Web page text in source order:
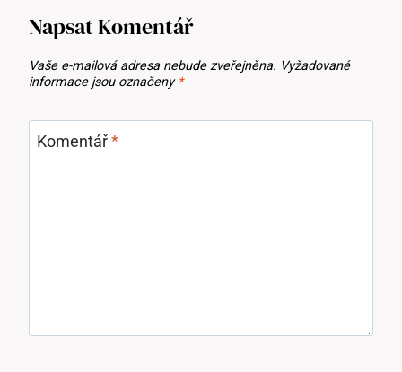
Napsat Komentář
Vaše e-mailová adresa nebude zveřejněna. Vyžadované
informace jsou označeny *
Komentář*